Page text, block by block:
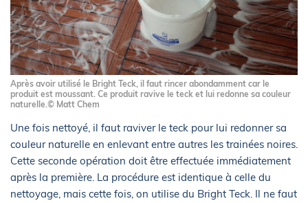
Après avoir utilisé le Bright Teck, il faut rincer abondamment car le
produit est moussant. Ce produit ravive le teck et lui redonne sa couleur
naturelle.© Matt Chem
Une fois nettoyé, il faut raviver le teck pour lui redonner sa
couleur naturelle en enlevant entre autres les trainées noires.
Cette seconde opération doit être effectuée immédiatement
après la première. La procédure est identique à celle du
nettoyage, mais cette fois, on utilise du Bright Teck. Il ne faut